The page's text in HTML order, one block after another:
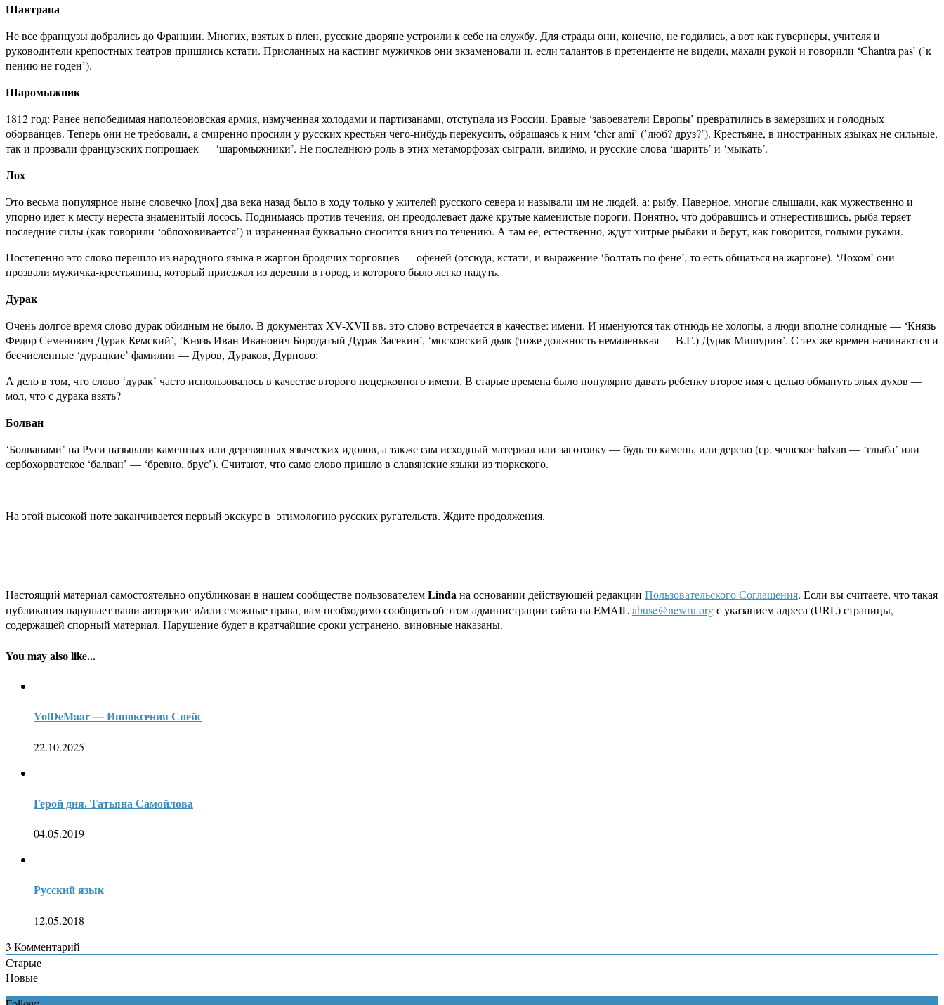
Шантрапа
Не все французы добрались до Франции. Многих, взятых в плен, русские дворяне устроили к себе на службу. Для страды они, конечно, не годились, а вот как гувернеры, учителя и
руководители крепостных театров пришлись кстати. Присланных на кастинг мужичков они экзаменовали и, если талантов в претенденте не видели, махали рукой и говорили ‘Сhantra pas’ (’к
пению не годен’).
Шаромыжник
1812 год: Ранее непобедимая наполеоновская армия, измученная холодами и партизанами, отступала из России. Бравые ‘завоеватели Европы’ превратились в замерзших и голодных
оборванцев. Теперь они не требовали, а смиренно просили у русских крестьян чего-нибудь перекусить, обращаясь к ним ‘сher ami’ (’люб? друз?’). Крестьяне, в иностранных языках не сильные,
так и прозвали французских попрошаек — ‘шаромыжники’. Не последнюю роль в этих метаморфозах сыграли, видимо, и русские слова ‘шарить’ и ‘мыкать’.
Лох
Это весьма популярное ныне словечко [лох] два века назад было в ходу только у жителей русского севера и называли им не людей, а: рыбу. Наверное, многие слышали, как мужественно и
упорно идет к месту нереста знаменитый лосось. Поднимаясь против течения, он преодолевает даже крутые каменистые пороги. Понятно, что добравшись и отнерестившись, рыба теряет
последние силы (как говорили ‘облоховивается’) и израненная буквально сносится вниз по течению. А там ее, естественно, ждут хитрые рыбаки и берут, как говорится, голыми руками.
Постепенно это слово перешло из народного языка в жаргон бродячих торговцев — офеней (отсюда, кстати, и выражение ‘болтать по фене’, то есть общаться на жаргоне). ‘Лохом’ они
прозвали мужичка-крестьянина, который приезжал из деревни в город, и которого было легко надуть.
Дурак
Очень долгое время слово дурак обидным не было. В документах XV-XVII вв. это слово встречается в качестве: имени. И именуются так отнюдь не холопы, а люди вполне солидные — ‘Князь
Федор Семенович Дурак Кемский’, ‘Князь Иван Иванович Бородатый Дурак Засекин’, ‘московский дьяк (тоже должность немаленькая — В.Г.) Дурак Мишурин’. С тех же времен начинаются и
бесчисленные ‘дурацкие’ фамилии — Дуров, Дураков, Дурново:
А дело в том, что слово ‘дурак’ часто использовалось в качестве второго нецерковного имени. В старые времена было популярно давать ребенку второе имя с целью обмануть злых духов —
мол, что с дурака взять?
Болван
‘Болванами’ на Руси называли каменных или деревянных языческих идолов, а также сам исходный материал или заготовку — будь то камень, или дерево (ср. чешское balvan — ‘глыба’ или
сербохорватское ‘балван’ — ‘бревно, брус’). Считают, что само слово пришло в славянские языки из тюркского.
На этой высокой ноте заканчивается первый экскурс в этимологию русских ругательств. Ждите продолжения.
Настоящий материал самостоятельно опубликован в нашем сообществе пользователемLindaна основании действующей редакции Пользовательского Соглашения. Если вы считаете, что такая
публикация нарушает ваши авторские и/или смежные права, вам необходимо сообщить об этом администрации сайта на EMAILabuse@newru.orgс указанием адреса (URL) страницы,
содержащей спорный материал. Нарушение будет в кратчайшие сроки устранено, виновные наказаны.
You may also like...
VolDeMaar — Иппоксения Спейс
22.10.2025
Герой дня. Татьяна Самойлова
04.05.2019
Русский язык
12.05.2018
3 Комментарий
Старые
Новые